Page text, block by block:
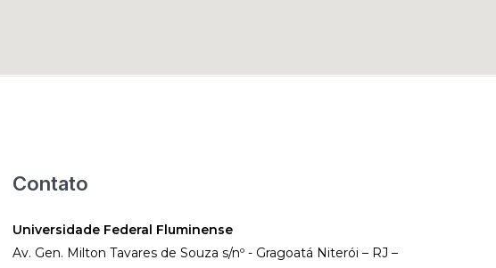
Contato
Universidade Federal Fluminense
Av. Gen. Milton Tavares de Souza s/nº - Gragoatá Niterói – RJ –